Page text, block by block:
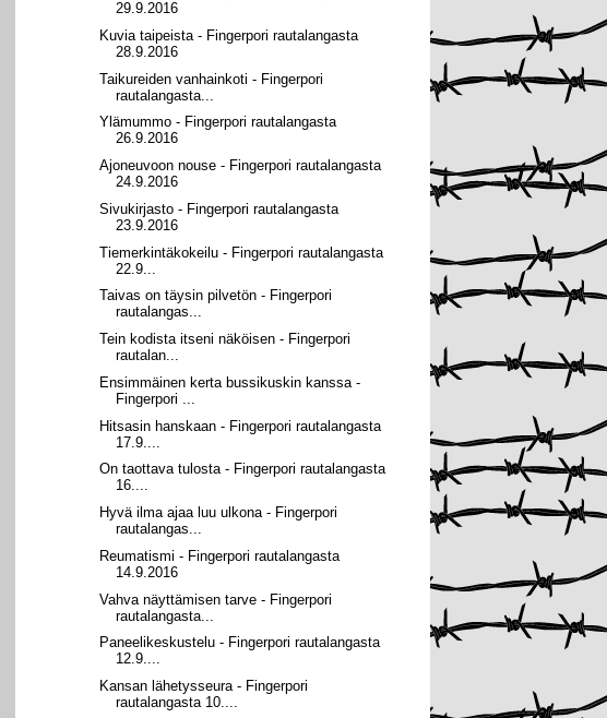
29.9.2016
Kuvia taipeista - Fingerpori rautalangasta
28.9.2016
Taikureiden vanhainkoti - Fingerpori
rautalangasta...
Ylämummo - Fingerpori rautalangasta
26.9.2016
Ajoneuvoon nouse - Fingerpori rautalangasta
24.9.2016
Sivukirjasto - Fingerpori rautalangasta
23.9.2016
Tiemerkintäkokeilu - Fingerpori rautalangasta
22.9...
Taivas on täysin pilvetön - Fingerpori
rautalangas...
Tein kodista itseni näköisen - Fingerpori
rautalan...
Ensimmäinen kerta bussikuskin kanssa -
Fingerpori ...
Hitsasin hanskaan - Fingerpori rautalangasta
17.9....
On taottava tulosta - Fingerpori rautalangasta
16....
Hyvä ilma ajaa luu ulkona - Fingerpori
rautalangas...
Reumatismi - Fingerpori rautalangasta
14.9.2016
Vahva näyttämisen tarve - Fingerpori
rautalangasta...
Paneelikeskustelu - Fingerpori rautalangasta
12.9....
Kansan lähetysseura - Fingerpori
rautalangasta 10....